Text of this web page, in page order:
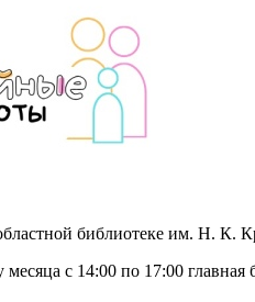
библиотеке им. Н. К.
с 14:00 по 17:00